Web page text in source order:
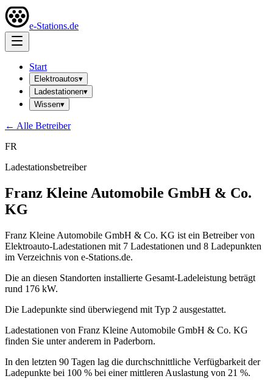
e-Stations.de
Start
Elektroautos▾
Ladestationen▾
Wissen▾
← Alle Betreiber
FR
Ladestationsbetreiber
Franz Kleine Automobile GmbH & Co.
KG
Franz Kleine Automobile GmbH & Co. KG ist ein Betreiber von
Elektroauto-Ladestationen mit 7 Ladestationen und 8 Ladepunkten
im Verzeichnis von e-Stations.de.
Die an diesen Standorten installierte Gesamt-Ladeleistung beträgt
rund 176 kW.
Die Ladepunkte sind überwiegend mit Typ 2 ausgestattet.
Ladestationen von Franz Kleine Automobile GmbH & Co. KG
finden Sie unter anderem in Paderborn.
In den letzten 90 Tagen lag die durchschnittliche Verfügbarkeit der
Ladepunkte bei 100 % bei einer mittleren Auslastung von 21 %.